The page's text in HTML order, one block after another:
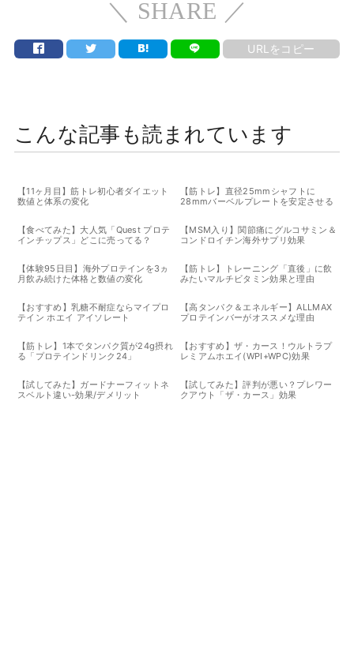
＼ SHARE ／
URLをコピー
こんな記事も読まれています
【11ヶ月目】筋トレ初心者ダイエット
数値と体系の変化
【筋トレ】直径25mmシャフトに
28mmバーベルプレートを安定させる
【食べてみた】大人気「Quest プロテ
インチップス」どこに売ってる？
【MSM入り】関節痛にグルコサミン＆
コンドロイチン海外サプリ効果
【体験95日目】海外プロテインを3ヵ
月飲み続けた体格と数値の変化
【筋トレ】トレーニング「直後」に飲
みたいマルチビタミン効果と理由
【おすすめ】乳糖不耐症ならマイプロ
テイン ホエイ アイソレート
【高タンパク＆エネルギー】ALLMAX
プロテインバーがオススメな理由
【筋トレ】1本でタンパク質が24g摂れ
る「プロテインドリンク24」
【おすすめ】ザ・カース！ウルトラプ
レミアムホエイ(WPI+WPC)効果
【試してみた】ガードナーフィットネ
スベルト違い-効果/デメリット
【試してみた】評判が悪い？プレワー
クアウト「ザ・カース」効果